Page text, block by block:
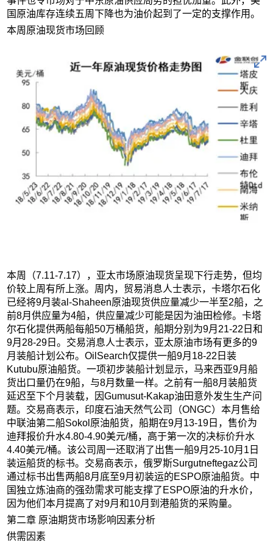
国原油库存连续五周下降也为油价起到了一定的支撑作用。
本周原油现货市场回顾
本周（7.11-7.17），亚太市场原油现货呈现下行走势，但均
价较上周有所上涨。周内，贸易消息人士表示，卡塔尔石化
已经将9月装al-Shaheen原油现货供应量减少一半至2船，之
前8月供应量为4船，供应量减少可能是因为油田检修。卡塔
尔石化提供两船每船50万桶船货，船期分别为9月21-22日和
9月28-29日。交易消息人士表示，亚太原油市场有更多的9
月装船计划公布。OilSearch仅提供一船9月18-22日装
Kutubu原油船货。一项初步装船计划显示，马来西亚9月船
货出口量仍在9船，与8月数量一样。之前有一船8月装船货
延迟至下个月装载，因Gumusut-Kakap油田意外发生生产问
题。交易商表示，印度石油天然气公司（ONGC）本月售给
中联油第二船Sokol原油船货，船期在9月13-19日，售价为
迪拜报价升水4.80-4.90美元/桶，高于第一次的决标价升水
4.40美元/桶。该公司周一还取消了出售一船9月25-10月1日
装运船货的标书。交易商表示，俄罗斯Surgutneftegaz公司
通过标书出售两船8月底至9月初装运的ESPO原油船货。中
国独立炼油商的强劲需求可能支撑了ESPO原油的升水价，
因为他们本月提高了对9月和10月到港船货的采购量。
第二章 原油期货市场影响因素分析
供需因素